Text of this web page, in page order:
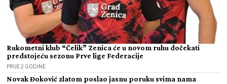
Rukometni klub “Čelik” Zenica će u novom ruhu dočekati
predstojeću sezonu Prve lige Federacije
PRIJE 2 GODINE
Novak Đoković zlatom poslao jasnu poruku svima nama